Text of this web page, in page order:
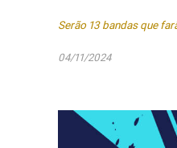
Serão 13 bandas que
04/11/2024